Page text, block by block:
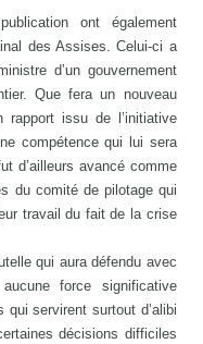
ont également
des Assises. Celui-ci a
d’un gouvernement
Que fera un nouveau
rapport issu de l’initiative
compétence qui lui sera
d’ailleurs avancé comme
du comité de pilotage qui
travail du fait de la crise
qui aura défendu avec
force significative
qui servirent surtout d’alibi
décisions difficiles